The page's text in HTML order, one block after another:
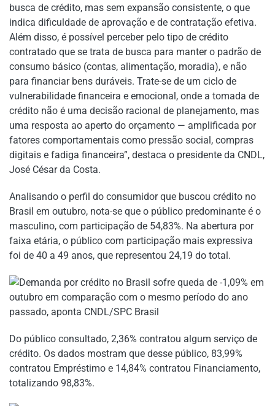
busca de crédito, mas sem expansão consistente, o que
indica dificuldade de aprovação e de contratação efetiva.
Além disso, é possível perceber pelo tipo de crédito
contratado que se trata de busca para manter o padrão de
consumo básico (contas, alimentação, moradia), e não
para financiar bens duráveis. Trate-se de um ciclo de
vulnerabilidade financeira e emocional, onde a tomada de
crédito não é uma decisão racional de planejamento, mas
uma resposta ao aperto do orçamento — amplificada por
fatores comportamentais como pressão social, compras
digitais e fadiga financeira”, destaca o presidente da CNDL,
José César da Costa.
Analisando o perfil do consumidor que buscou crédito no
Brasil em outubro, nota‐se que o público predominante é o
masculino, com participação de 54,83%. Na abertura por
faixa etária, o público com participação mais expressiva
foi de 40 a 49 anos, que representou 24,19 do total.
Do público consultado, 2,36% contratou algum serviço de
crédito. Os dados mostram que desse público, 83,99%
contratou Empréstimo e 14,84% contratou Financiamento,
totalizando 98,83%.